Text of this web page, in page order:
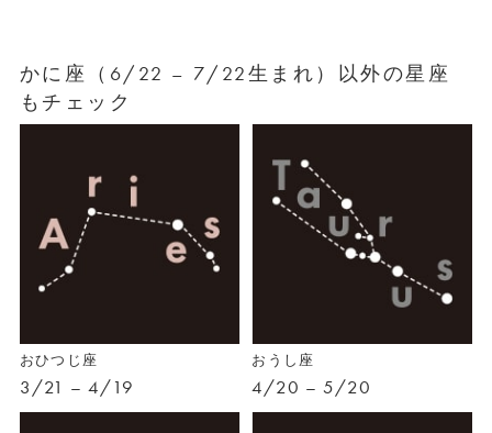
かに座（6/22 – 7/22生まれ）以外の星座
もチェック
おひつじ座
3/21 – 4/19
おうし座
4/20 – 5/20